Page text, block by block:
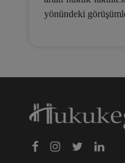
yönündeki